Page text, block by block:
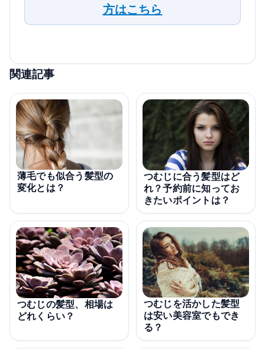
方はこちら
関連記事
薄毛でも似合う髪型の
変化とは？
つむじに合う髪型はど
れ？予約前に知ってお
きたいポイントは？
つむじの髪型、相場は
どれくらい？
つむじを活かした髪型
は安い美容室でもでき
る？